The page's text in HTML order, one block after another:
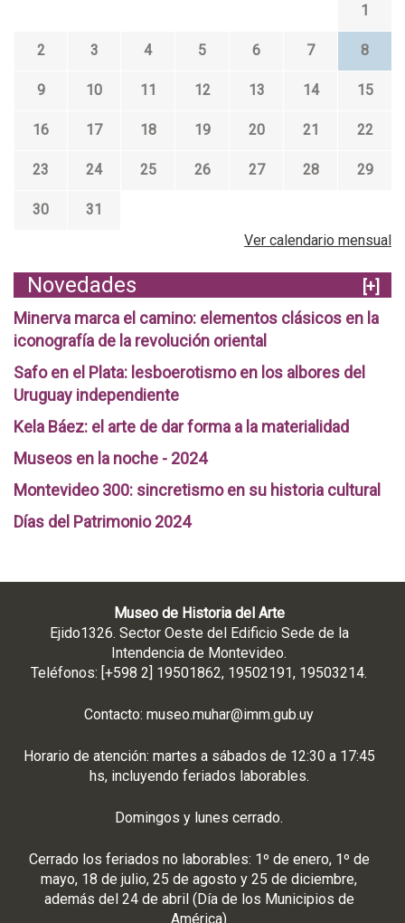
1
2 3 4 5 6 7 8
9 10 11 12 13 14 15
16 17 18 19 20 21 22
23 24 25 26 27 28 29
30
31
Ver calendario mensual
Novedades
[+]
Minerva marca el camino: elementos clásicos en la
iconografía de la revolución oriental
Safo en el Plata: lesboerotismo en los albores del
Uruguay independiente
Kela Báez: el arte de dar forma a la materialidad
Museos en la noche - 2024
Montevideo 300: sincretismo en su historia cultural
Días del Patrimonio 2024
Museo de Historia del Arte
Ejido1326. Sector Oeste del Edificio Sede de la
Intendencia de Montevideo.
Teléfonos: [+598 2] 19501862, 19502191, 19503214.
Contacto: museo.muhar@imm.gub.uy
Horario de atención: martes a sábados de 12:30 a 17:45
hs, incluyendo feriados laborables.
Domingos y lunes cerrado.
Cerrado los feriados no laborables: 1º de enero, 1º de
mayo, 18 de julio, 25 de agosto y 25 de diciembre,
además del 24 de abril (Día de los Municipios de
América)